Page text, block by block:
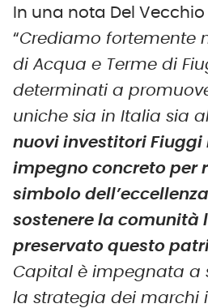
In una nota Del
“Crediamo fortemente
di Acqua e Terme di
determinati a
uniche sia in Italia sia
nuovi investitori Fiuggi
impegno concreto per
simbolo
sostenere la comunità
preservato questo
Capital è impegnata a
la strategia dei marchi